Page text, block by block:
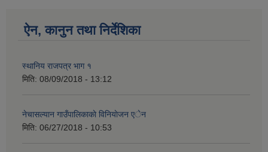
ऐन, कानुन तथा निर्देशिका
स्थानिय राजपत्र भाग १
मिति: 08/09/2018 - 13:12
नेचासल्यान गाउँपालिकाकाे विनियाेजन एेन
मिति: 06/27/2018 - 10:53